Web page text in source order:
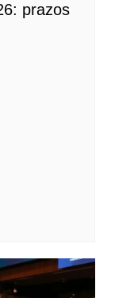
prazos